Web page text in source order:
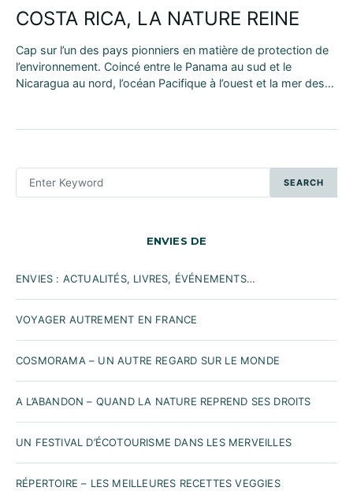
COSTA RICA, LA NATURE REINE
Cap sur l’un des pays pionniers en matière de protection de
l’environnement. Coincé entre le Panama au sud et le
Nicaragua au nord, l’océan Pacifique à l’ouest et la mer des…
SEARCH
FOR:
SEARCH
ENVIES DE
ENVIES : ACTUALITÉS, LIVRES, ÉVÉNEMENTS…
VOYAGER AUTREMENT EN FRANCE
COSMORAMA – UN AUTRE REGARD SUR LE MONDE
A L’ABANDON – QUAND LA NATURE REPREND SES DROITS
UN FESTIVAL D’ÉCOTOURISME DANS LES MERVEILLES
RÉPERTOIRE – LES MEILLEURES RECETTES VEGGIES